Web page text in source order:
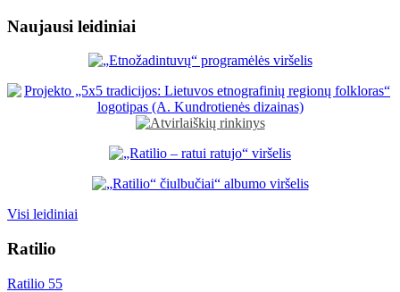
Naujausi leidiniai
Visi leidiniai
Ratilio
Ratilio 55